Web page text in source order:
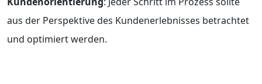
aus der Perspektive des Kundenerlebnisses betrachtet
und optimiert werden.